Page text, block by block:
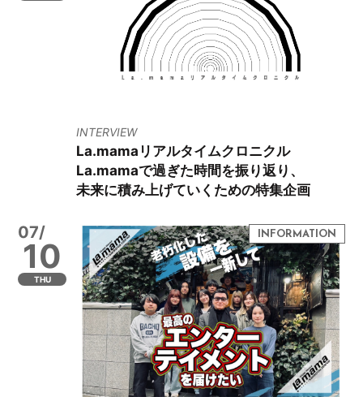
INTERVIEW
La.mamaリアルタイムクロニクル
La.mamaで過ぎた時間を振り返り、
未来に積み上げていくための特集企画
07/
10
THU